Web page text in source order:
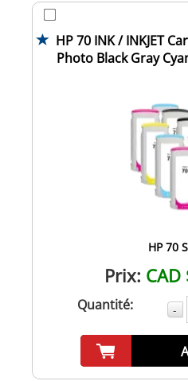
HP 70 INK / INKJET
Photo Black Gray
HP 70
Prix: CAD
Quantité: -